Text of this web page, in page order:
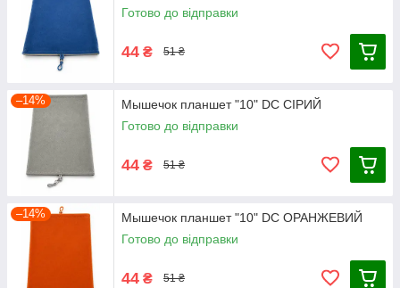
Готово до відправки
44 ₴ 51 ₴
–14%
Мышечок планшет "10" DC СІРИЙ
Готово до відправки
44 ₴ 51 ₴
–14%
Мышечок планшет "10" DC ОРАНЖЕВИЙ
Готово до відправки
44 ₴ 51 ₴